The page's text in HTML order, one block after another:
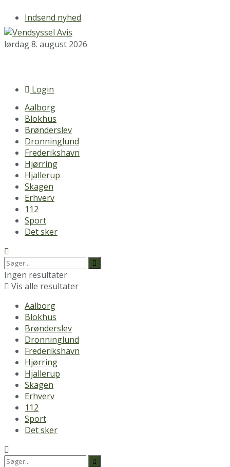
Indsend nyhed
lørdag 8. august 2026
Login
Aalborg
Blokhus
Brønderslev
Dronninglund
Frederikshavn
Hjørring
Hjallerup
Skagen
Erhverv
112
Sport
Det sker
Ingen resultater
Vis alle resultater
Aalborg
Blokhus
Brønderslev
Dronninglund
Frederikshavn
Hjørring
Hjallerup
Skagen
Erhverv
112
Sport
Det sker